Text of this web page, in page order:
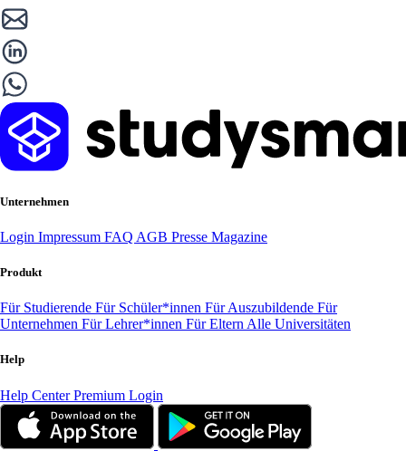
Unternehmen
Login Impressum FAQ AGB Presse Magazine
Produkt
Für Studierende Für Schüler*innen Für Auszubildende Für
Unternehmen Für Lehrer*innen Für Eltern Alle Universitäten
Help
Help CenterPremium Login